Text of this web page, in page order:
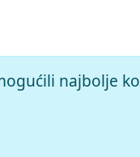
najbolje